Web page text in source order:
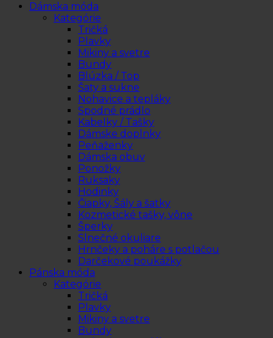
Dámska móda
Kategórie
Tričká
Plavky
Mikiny a svetre
Bundy
Blúzka / Top
Šaty a sukne
Nohavice a tepláky
Spodné prádlo
Kabelky / Tašky
Dámske doplnky
Peňaženky
Dámska obuv
Ponožky
Ruksaky
Hodinky
Čiapky, Šály a šatky
Kozmetické tašky, vône
Šperky
Slnečné okuliare
Hrnčeky a poháre s potlačou
Darčekové poukážky
Pánska móda
Kategórie
Tričká
Plavky
Mikiny a svetre
Bundy